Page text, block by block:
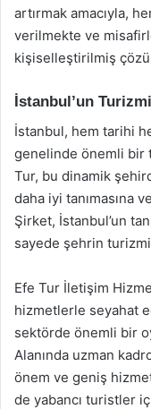
artırmak amacıyla,
verilmekte ve
kişiselleştirilmiş
İstanbul’un
İstanbul, hem tarihi
genelinde önemli bir
Tur, bu dinamik
daha iyi tanımasına
Şirket, İstanbul’un
sayede şehrin
Efe Tur İletişim
hizmetlerle seyahat
sektörde önemli bir
Alanında uzman
önem ve geniş
de yabancı turistler